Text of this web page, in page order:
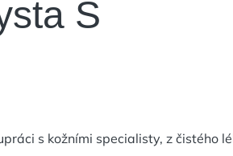
S
s kožními specialisty, z čistého